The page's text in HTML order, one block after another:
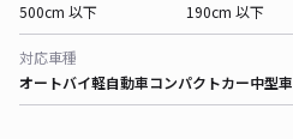
500cm 以下
190cm 以下
対応車種
オートバイ軽自動車コンパクトカー中型車